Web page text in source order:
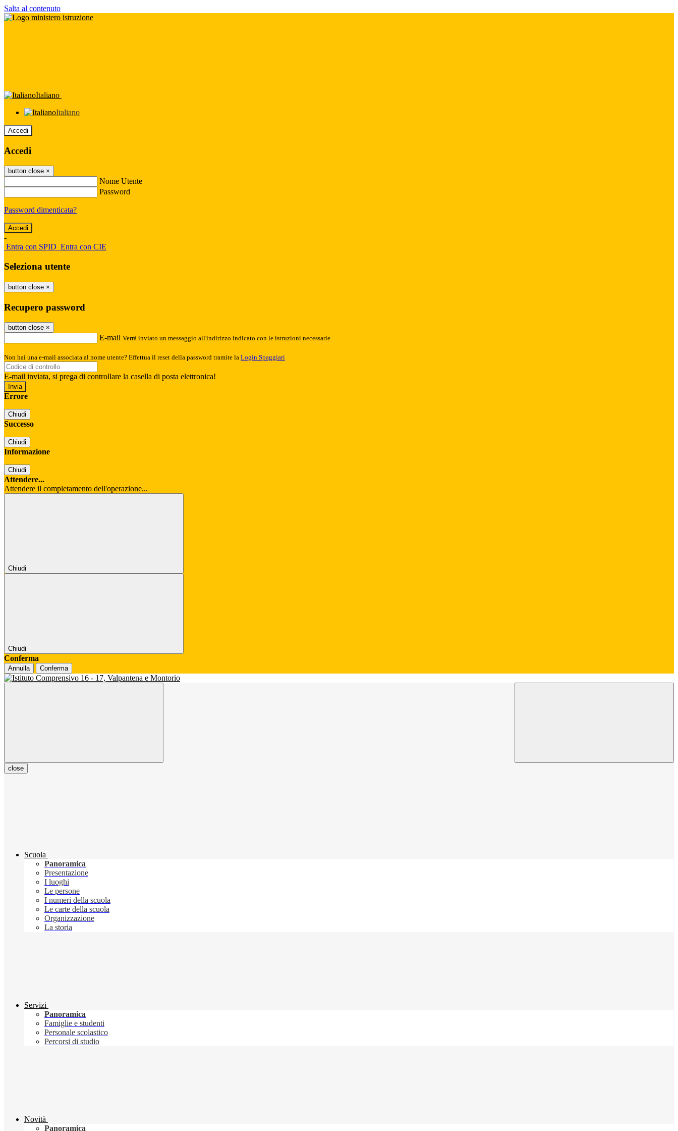
Salta al contenuto
Italiano
Italiano
Accedi
Accedi
button close ×
Nome Utente
Password
Password dimenticata?
-
Entra con SPID Entra con CIE
Seleziona utente
button close ×
Recupero password
button close ×
E-mail Verrà inviato un messaggio all'indirizzo indicato con le istruzioni necessarie.
Non hai una e-mail associata al nome utente? Effettua il reset della password tramite la Login Spaggiari
E-mail inviata, si prega di controllare la casella di posta elettronica!
Errore
Chiudi
Successo
Chiudi
Informazione
Chiudi
Attendere...
Attendere il completamento dell'operazione...
Chiudi
Chiudi
Conferma
Annulla Conferma
close
Scuola
Panoramica
Presentazione
I luoghi
Le persone
I numeri della scuola
Le carte della scuola
Organizzazione
La storia
Servizi
Panoramica
Famiglie e studenti
Personale scolastico
Percorsi di studio
Novità
Panoramica